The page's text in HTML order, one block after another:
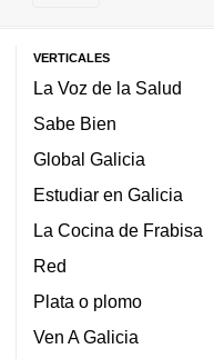
VERTICALES
La Voz de la Salud
Sabe Bien
Global Galicia
Estudiar en Galicia
La Cocina de Frabisa
Red
Plata o plomo
Ven A Galicia